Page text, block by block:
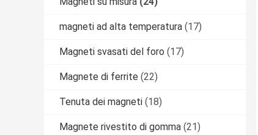
magneti ad alta temperatura (17)
Magneti svasati del foro (17)
Magnete di ferrite (22)
Tenuta dei magneti (18)
Magnete rivestito di gomma (21)